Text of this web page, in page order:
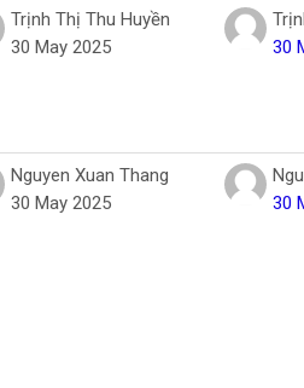
Trịnh Thị Thu Huyền
30 May 2025
30
Nguyen Xuan Thang
30 May 2025
30